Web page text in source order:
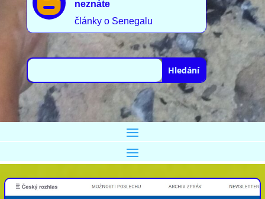
neznáte
články o Senegalu